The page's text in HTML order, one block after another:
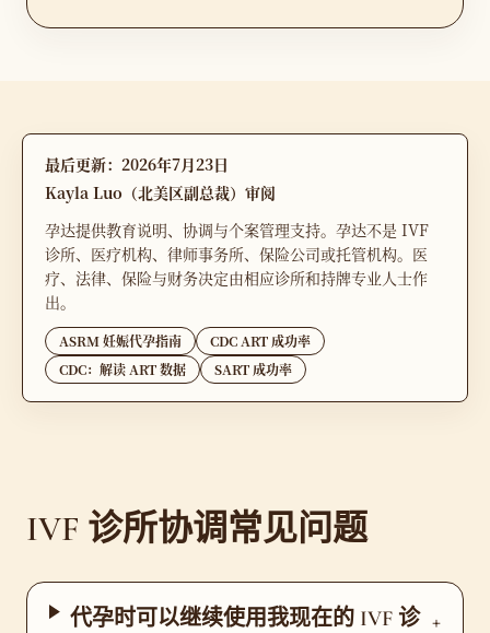
最后更新：2026年7月23日
Kayla Luo（北美区副总裁）审阅
孕达提供教育说明、协调与个案管理支持。孕达不是 IVF
诊所、医疗机构、律师事务所、保险公司或托管机构。医
疗、法律、保险与财务决定由相应诊所和持牌专业人士作
出。
ASRM 妊娠代孕指南
CDC ART 成功率
CDC：解读 ART 数据
SART 成功率
IVF 诊所协调常见问题
代孕时可以继续使用我现在的 IVF 诊 +